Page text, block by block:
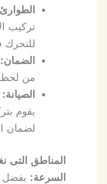
تركيب
للتحرك
الضمان:
من
الصيانة:
يقوم
لضمان
المناطق التى
السرعة: بفضل